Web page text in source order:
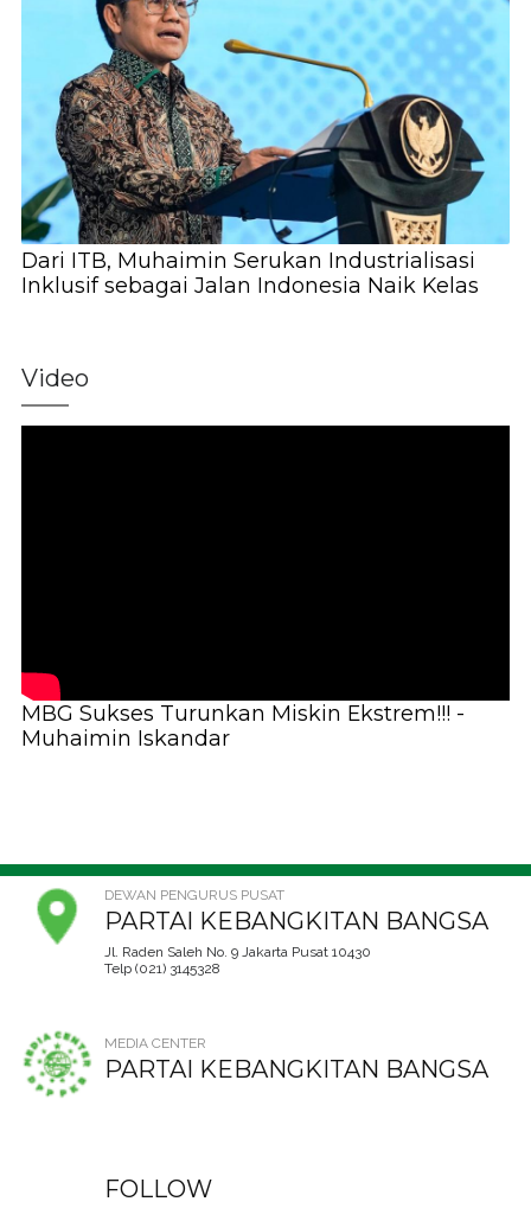
Dari ITB, Muhaimin Serukan Industrialisasi
Inklusif sebagai Jalan Indonesia Naik Kelas
Video
MBG Sukses Turunkan Miskin Ekstrem!!! -
Muhaimin Iskandar
DEWAN PENGURUS PUSAT
PARTAI KEBANGKITAN BANGSA
Jl. Raden Saleh No. 9 Jakarta Pusat 10430
Telp (021) 3145328
MEDIA CENTER
PARTAI KEBANGKITAN BANGSA
FOLLOW